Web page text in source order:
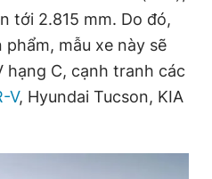
Liên hệ quảng cáo
0908 780 404
tới 2.815 mm. Do đó,
mẫu xe này sẽ
hạng C, cạnh tranh các
V, Hyundai Tucson, KIA